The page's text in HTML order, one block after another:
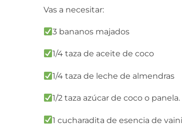
Vas a necesitar:
3 bananos majados
1/4 taza de aceite de coco
1/4 taza de leche de almendras
1/2 taza azúcar de coco o panela.
1 cucharadita de esencia de